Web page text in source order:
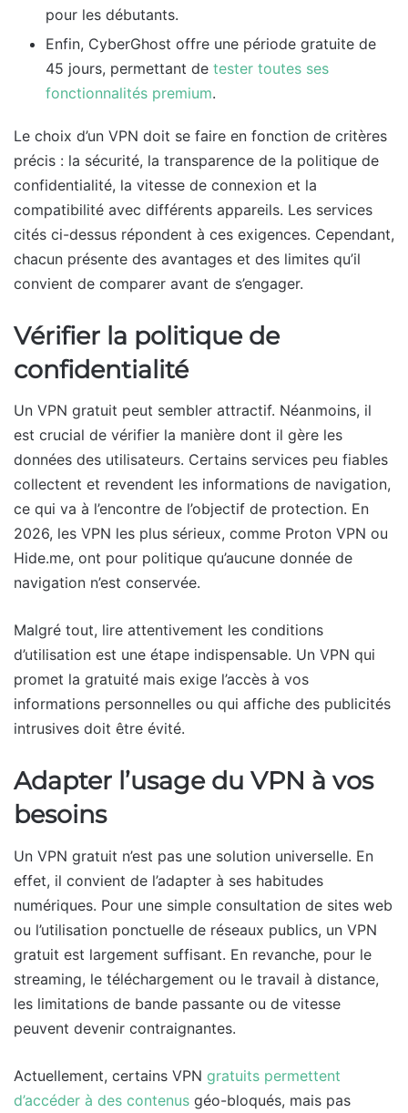
pour les débutants.
Enfin, CyberGhost offre une période gratuite de
45 jours, permettant de tester toutes ses
fonctionnalités premium.
Le choix d’un VPN doit se faire en fonction de critères
précis : la sécurité, la transparence de la politique de
confidentialité, la vitesse de connexion et la
compatibilité avec différents appareils. Les services
cités ci-dessus répondent à ces exigences. Cependant,
chacun présente des avantages et des limites qu’il
convient de comparer avant de s’engager.
Vérifier la politique de
confidentialité
Un VPN gratuit peut sembler attractif. Néanmoins, il
est crucial de vérifier la manière dont il gère les
données des utilisateurs. Certains services peu fiables
collectent et revendent les informations de navigation,
ce qui va à l’encontre de l’objectif de protection. En
2026, les VPN les plus sérieux, comme Proton VPN ou
Hide.me, ont pour politique qu’aucune donnée de
navigation n’est conservée.
Malgré tout, lire attentivement les conditions
d’utilisation est une étape indispensable. Un VPN qui
promet la gratuité mais exige l’accès à vos
informations personnelles ou qui affiche des publicités
intrusives doit être évité.
Adapter l’usage du VPN à vos
besoins
Un VPN gratuit n’est pas une solution universelle. En
effet, il convient de l’adapter à ses habitudes
numériques. Pour une simple consultation de sites web
ou l’utilisation ponctuelle de réseaux publics, un VPN
gratuit est largement suffisant. En revanche, pour le
streaming, le téléchargement ou le travail à distance,
les limitations de bande passante ou de vitesse
peuvent devenir contraignantes.
Actuellement, certains VPN gratuits permettent
d’accéder à des contenus géo-bloqués, mais pas